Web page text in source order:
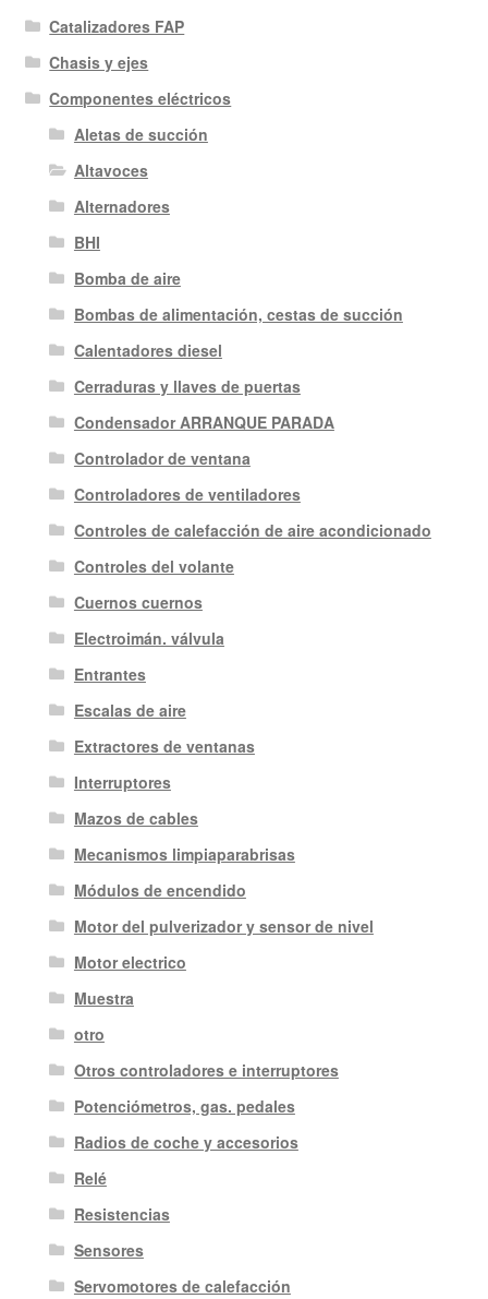
Catalizadores FAP
Chasis y ejes
Componentes eléctricos
Aletas de succión
Altavoces
Alternadores
BHI
Bomba de aire
Bombas de alimentación, cestas de succión
Calentadores diesel
Cerraduras y llaves de puertas
Condensador ARRANQUE PARADA
Controlador de ventana
Controladores de ventiladores
Controles de calefacción de aire acondicionado
Controles del volante
Cuernos cuernos
Electroimán. válvula
Entrantes
Escalas de aire
Extractores de ventanas
Interruptores
Mazos de cables
Mecanismos limpiaparabrisas
Módulos de encendido
Motor del pulverizador y sensor de nivel
Motor electrico
Muestra
otro
Otros controladores e interruptores
Potenciómetros, gas. pedales
Radios de coche y accesorios
Relé
Resistencias
Sensores
Servomotores de calefacción